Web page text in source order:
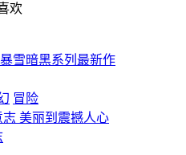
欢
暴雪暗黑系列最新作
冒险
美丽到震撼人心